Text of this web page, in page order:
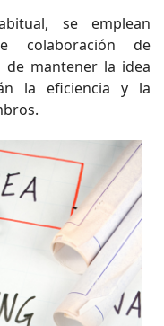
se emplean
colaboración de
mantener la idea
la eficiencia y la